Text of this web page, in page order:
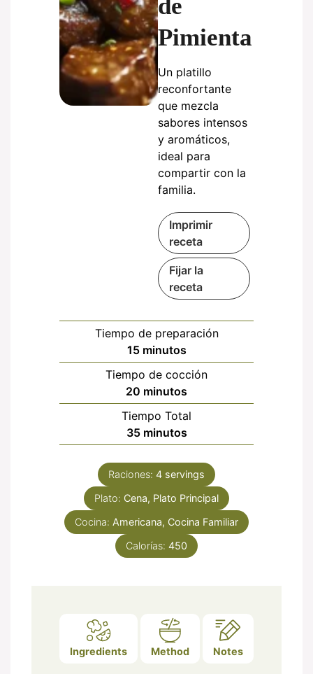
de
Pimienta
Un platillo
reconfortante
que mezcla
sabores intensos
y aromáticos,
ideal para
compartir con la
familia.
Imprimir
receta
Fijar la
receta
Tiempo de preparación
15minutos
minutos
Tiempo de cocción
20 minutos
minutos
Tiempo Total
35minutos
minutos
Raciones: 4 servings
Plato: Cena, Plato Principal
Cocina: Americana, Cocina Familiar
Calorías: 450
Ingredients Method Notes